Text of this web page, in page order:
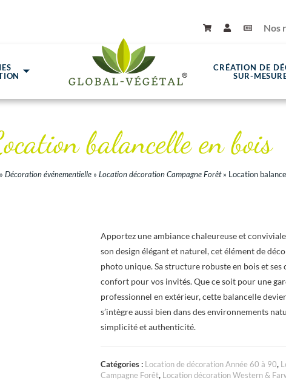
Nos
CRÉATION DE
SUR-
balancelle en bois
Décoration événementielle» Location décoration Campagne Forêt» Location
Apportez une ambiance chaleureuse et
son design élégant et naturel, cet élément de
photo unique. Sa structure robuste en bois et
confort pour vos invités. Que ce soit pour une
professionnel en extérieur, cette balancelle
s’intègre aussi bien dans des environnements
simplicité et authenticité.
Catégories : Location de décoration Année 60 à 90,
Campagne Forêt, Location décoration Western &